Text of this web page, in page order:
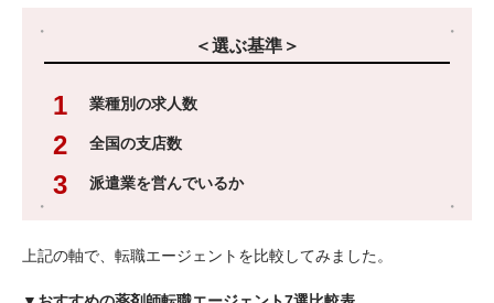
＜選ぶ基準＞
業種別の求人数
全国の支店数
派遣業を営んでいるか
上記の軸で、転職エージェントを比較してみました。